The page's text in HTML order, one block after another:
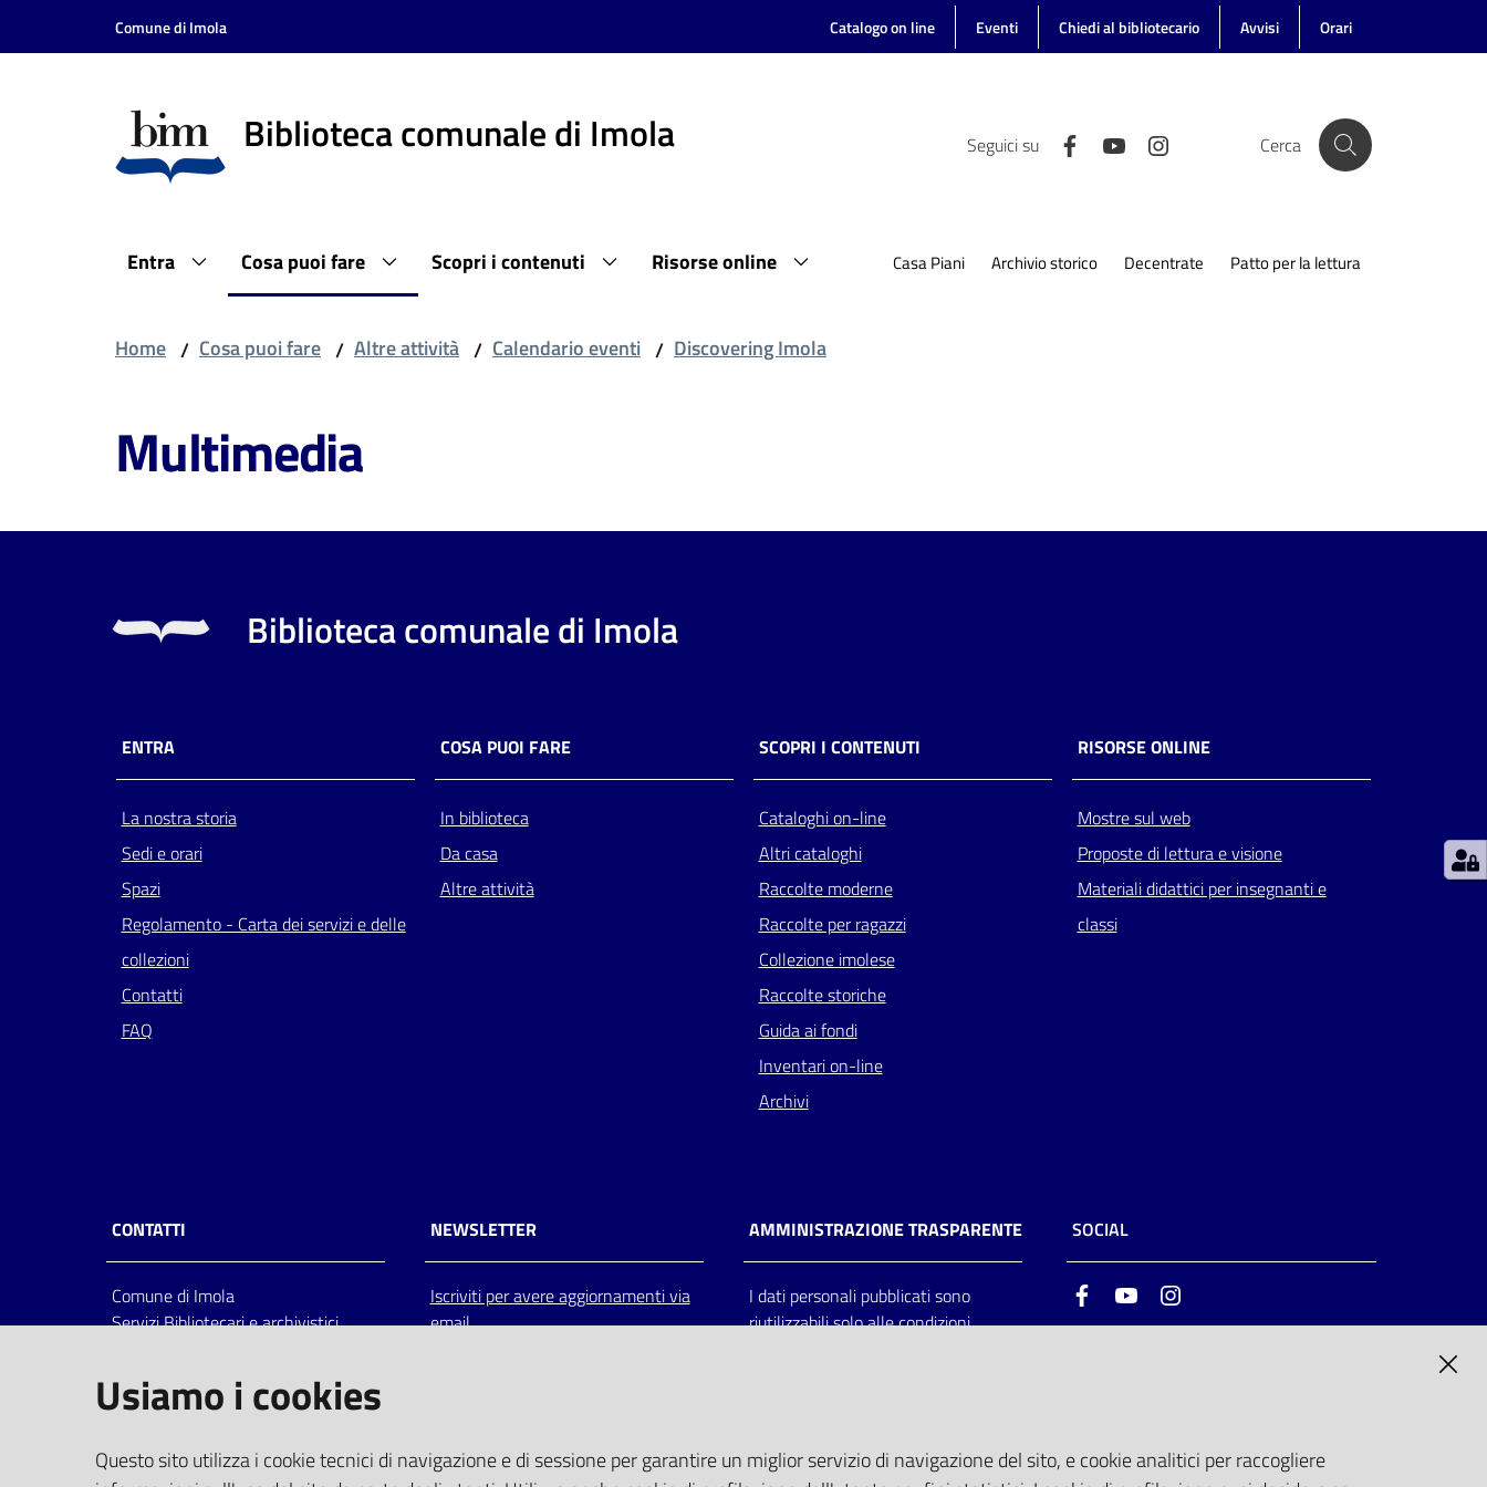
Vai al contenuto
Vai alla navigazione
Comune di Imola Catalogo on line Eventi Chiedi al bibliotecario Avvisi Orari
Biblioteca comunale di Imola Seguici su Cerca
Entra Cosa puoi fare Scopri i contenuti Risorse online Casa Piani Archivio storico Decentrate Patto per la lettura
Home / Cosa puoi fare / Altre attività / Calendario eventi / Discovering Imola
Multimedia
Biblioteca comunale di Imola
ENTRA
La nostra storia
Sedi e orari
Spazi
Regolamento - Carta dei servizi e delle
collezioni
Contatti
FAQ
COSA PUOI FARE
In biblioteca
Da casa
Altre attività
SCOPRI I CONTENUTI
Cataloghi on-line
Altri cataloghi
Raccolte moderne
Raccolte per ragazzi
Collezione imolese
Raccolte storiche
Guida ai fondi
Inventari on-line
Archivi
RISORSE ONLINE
Mostre sul web
Proposte di lettura e visione
Materiali didattici per insegnanti e
classi
CONTATTI
Comune di Imola
Servizi Bibliotecari e archivistici
Italia
centralino: tel 0542.6026.36 fax
bim@comune.imola.bo.it
PEC
NEWSLETTER
Iscriviti per avere aggiornamenti via
email
AMMINISTRAZIONE TRASPARENTE
I dati personali pubblicati sono
riutilizzabili solo alle condizioni
SOCIAL
FacebookYoutube
Usiamo i cookies
Questo sito utilizza i cookie tecnici di navigazione e di sessione per garantire un miglior servizio di navigazione del sito, e cookie analitici per raccogliere